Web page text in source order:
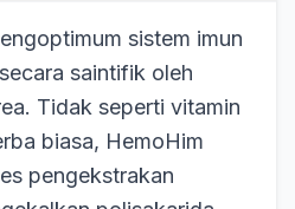
sistem imun
saintifik oleh
Tidak seperti vitamin
biasa, HemoHim
pengekstrakan